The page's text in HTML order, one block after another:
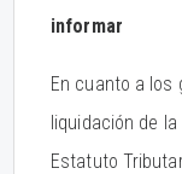
informar
En cuanto a los
liquidación de
Estatuto